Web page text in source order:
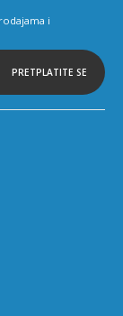
i
PRETPLATITE SE